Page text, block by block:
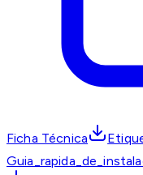
Ficha Técnica